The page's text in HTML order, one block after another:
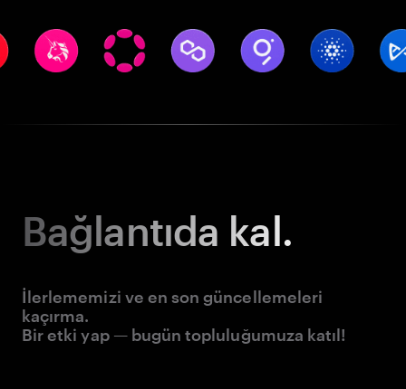
Bağlantıda kal.
İlerlememizi ve en son güncellemeleri
kaçırma.
Bir etki yap — bugün topluluğumuza katıl!